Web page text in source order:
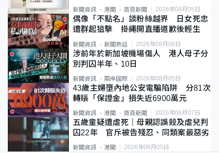
類案最惡劣
新聞資訊 港聞 首頁新聞 2026年08月05日
偶像「不點名」談粉絲越界 日女死忠
遭群起狙擊 掛繩開直播道歉後輕生
新聞資訊 新聞熱話 2026年08月06日
涉前年於新加坡機場傷人 港人母子分
別判囚半年、10日
新聞資訊 兩岸國際 2026年08月05日
43歲主婦墮內地公安電騙陷阱 分81次
轉賬「保證金」損失近6900萬元
新聞資訊 港聞 首頁新聞 2026年08月07日
五歲童疑遭虐死｜母親認誤殺及虐兒判
囚22年 官斥被告殘忍、同類案最惡劣
新聞資訊 港聞 2026年08月05日